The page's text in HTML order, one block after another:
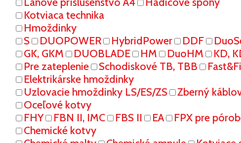
Kotviaca technika
Hmoždinky
S
DUOPOWER HybridPower DDF
GK, GKM
DUOBLADE HM DuoHM KD,
Pre zateplenie
Schodiskové TB, TBB
Elektrikárske hmoždinky
Uzlovacie hmoždinky LS/ES/ZS
Zberný
Oceľové kotvy
FHY
FBN II, IMC FBS II EA FPX pre
Chemické kotvy